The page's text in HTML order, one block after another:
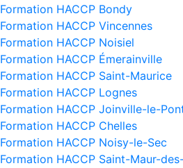
Formation HACCP Bondy
Formation HACCP Vincennes
Formation HACCP Noisiel
Formation HACCP Émerainville
Formation HACCP Saint-Maurice
Formation HACCP Lognes
Formation HACCP Joinville-le-
Formation HACCP Chelles
Formation HACCP Noisy-le-Sec
Formation HACCP Saint-Maur-